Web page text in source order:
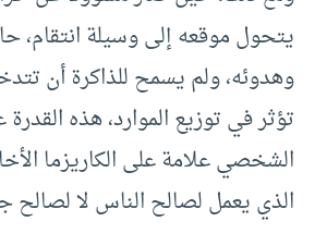
يتحول موقعه إلى وسيلة انتقام،
وهدوئه، ولم يسمح للذاكرة أن
تؤثر في توزيع الموارد، هذه القدرة
الشخصي علامة على الكاريزما
الذي يعمل لصالح الناس لا لصالح